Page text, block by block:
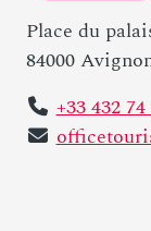
Place du
84000
+33 432